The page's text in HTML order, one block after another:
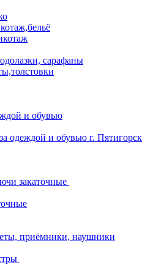
сарафаны
и обувью
одеждой и обувью г. Пятигорск
закаточные
приёмники, наушники